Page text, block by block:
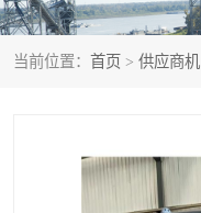
当前位置： 首页 > 供应商机